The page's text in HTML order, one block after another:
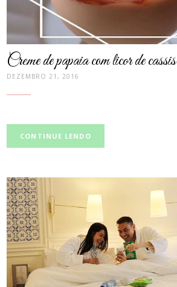
Creme de papaia com licor de cassis
DEZEMBRO 21, 2016
CONTINUE LENDO
post
thumbnail